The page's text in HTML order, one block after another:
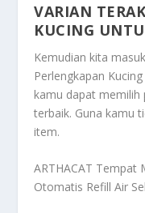
VARIAN
KUCING
Kemudian kita
Perlengkapan
kamu dapat memilih
terbaik. Guna kamu
item.
ARTHACAT Tempat
Otomatis Refill Air